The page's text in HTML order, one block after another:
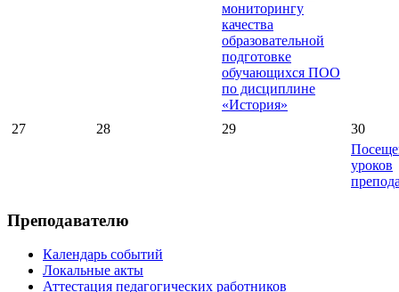
мониторингу
качества
образовательной
подготовке
обучающихся ПОО
по дисциплине
«История»
27 28 29
30
уроков
Преподавателю
Календарь событий
Локальные акты
Аттестация педагогических работников